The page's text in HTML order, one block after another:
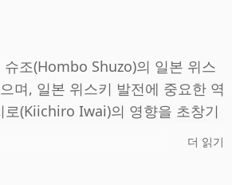
조(Hombo Shuzo)의 일본 위스
며, 일본 위스키 발전에 중요한 역
(Kiichiro Iwai)의 영향을 초창기
더 읽기